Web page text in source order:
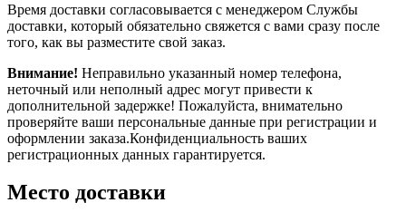
Время доставки согласовывается с менеджером Службы
доставки, который обязательно свяжется с вами сразу после
того, как вы разместите свой заказ.
Внимание! Неправильно указанный номер телефона,
неточный или неполный адрес могут привести к
дополнительной задержке! Пожалуйста, внимательно
проверяйте ваши персональные данные при регистрации и
оформлении заказа.Конфиденциальность ваших
регистрационных данных гарантируется.
Место доставки